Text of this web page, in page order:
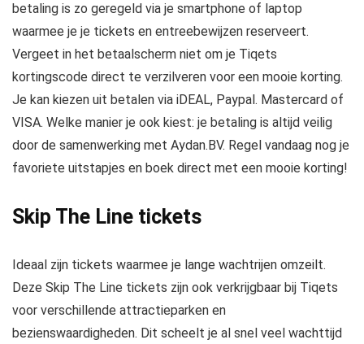
betaling is zo geregeld via je smartphone of laptop
waarmee je je tickets en entreebewijzen reserveert.
Vergeet in het betaalscherm niet om je Tiqets
kortingscode direct te verzilveren voor een mooie korting.
Je kan kiezen uit betalen via iDEAL, Paypal. Mastercard of
VISA. Welke manier je ook kiest: je betaling is altijd veilig
door de samenwerking met Aydan.BV. Regel vandaag nog je
favoriete uitstapjes en boek direct met een mooie korting!
Skip The Line tickets
Ideaal zijn tickets waarmee je lange wachtrijen omzeilt.
Deze Skip The Line tickets zijn ook verkrijgbaar bij Tiqets
voor verschillende attractieparken en
bezienswaardigheden. Dit scheelt je al snel veel wachttijd